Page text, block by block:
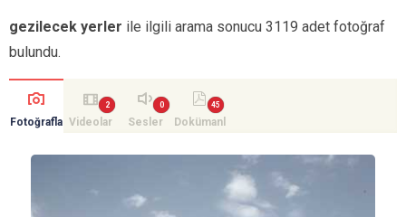
gezilecek yerler ile ilgili arama sonucu 3119 adet fotoğraf
bulundu.
Fotoğrafla Videolar Sesler
Dokümanl